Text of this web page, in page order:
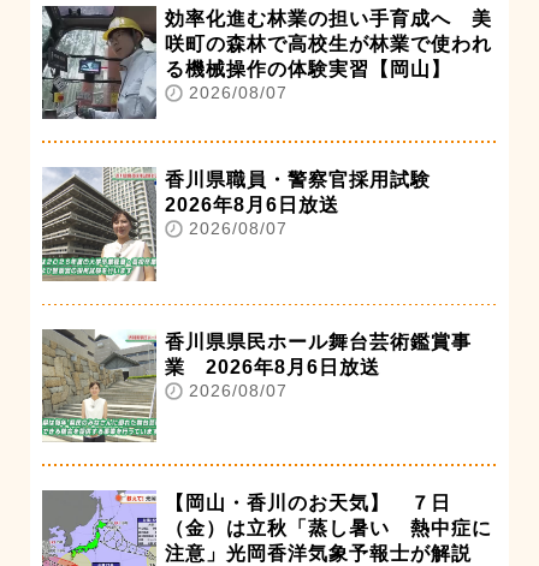
効率化進む林業の担い手育成へ 美
咲町の森林で高校生が林業で使われ
る機械操作の体験実習【岡山】
2026/08/07
香川県職員・警察官採用試験
2026年8月6日放送
2026/08/07
香川県県民ホール舞台芸術鑑賞事
業 2026年8月6日放送
2026/08/07
【岡山・香川のお天気】 ７日
（金）は立秋「蒸し暑い 熱中症に
注意」光岡香洋気象予報士が解説